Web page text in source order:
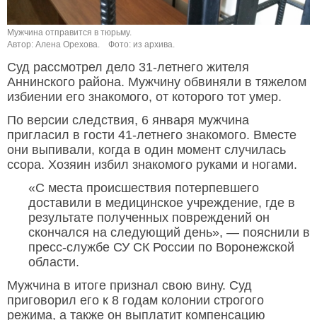
Мужчина отправится в тюрьму.
Автор: Алена Орехова.
Фото: из архива.
Суд рассмотрел дело 31-летнего жителя
Аннинского района. Мужчину обвиняли в тяжелом
избиении его знакомого, от которого тот умер.
По версии следствия, 6 января мужчина
пригласил в гости 41-летнего знакомого. Вместе
они выпивали, когда в один момент случилась
ссора. Хозяин избил знакомого руками и ногами.
«С места происшествия потерпевшего
доставили в медицинское учреждение, где в
результате полученных повреждений он
скончался на следующий день», — пояснили в
пресс-службе СУ СК России по Воронежской
области.
Мужчина в итоге признал свою вину. Суд
приговорил его к 8 годам колонии строгого
режима, а также он выплатит компенсацию